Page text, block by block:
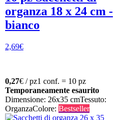
organza 18 x 24 cm -
bianco
2,69€
0,27€ / pz1 conf. = 10 pz
Temporaneamente esaurito
Dimensione: 26x35 cmTessuto:
OrganzaColore: Bestseller